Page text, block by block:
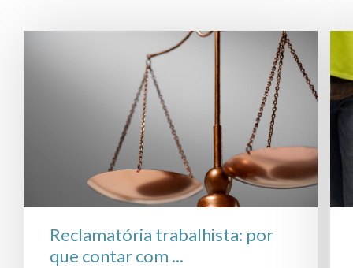
Reclamatória trabalhista: por
que contar com ...